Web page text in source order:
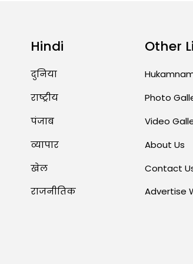
Hindi
दुनिया
राष्ट्रीय
पंजाब
व्यापार
खेल
राजनीतिक
Other
Photo
Video
About Us
Contact
Advertise